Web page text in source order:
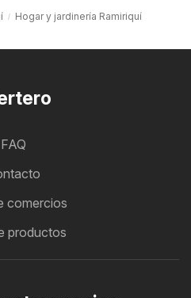
Hogar y jardinería Ramiriquí
FAQ
comercios
productos